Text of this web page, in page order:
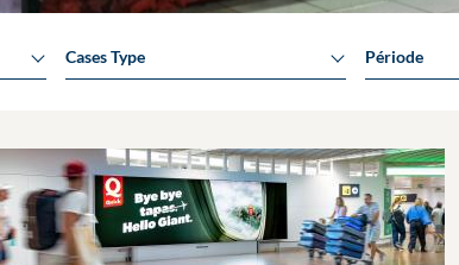
Cases Type Période